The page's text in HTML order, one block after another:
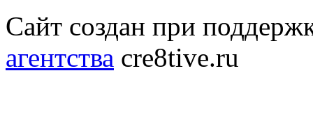
Сайт создан при
агентства cre8tive.ru